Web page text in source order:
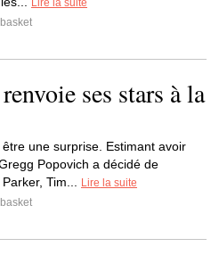
Lire la suite
ses stars à la
une surprise. Estimant avoir
Popovich a décidé de
Tim...
Lire la suite